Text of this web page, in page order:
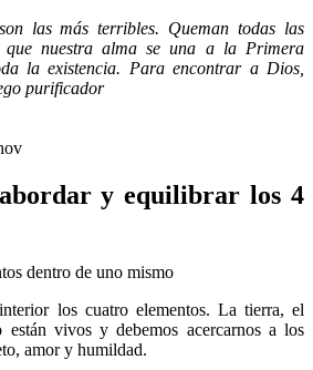
las más terribles. Queman todas las
que nuestra alma se una a la Primera
la existencia. Para encontrar a Dios,
purificador
y equilibrar los 4
los cuatro elementos. La tierra, el
vivos y debemos acercarnos a los
amor y humildad.